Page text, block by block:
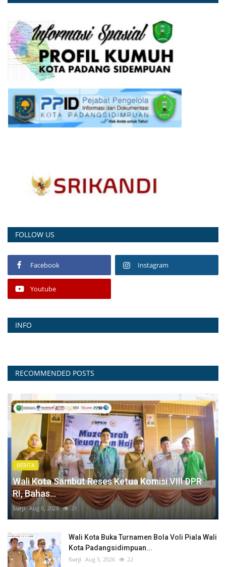
FOLLOW US
Facebook Instagram
Youtube
INFO
RECOMMENDED POSTS
BERITA
Wali Kota Sambut Reses Ketua Komisi VIII DPR
RI, Bahas...
Surji Aug 6, 2026 21
Wali Kota Buka Turnamen Bola Voli Piala Wali
Kota Padangsidimpuan...
Surji Aug 5, 2026 22